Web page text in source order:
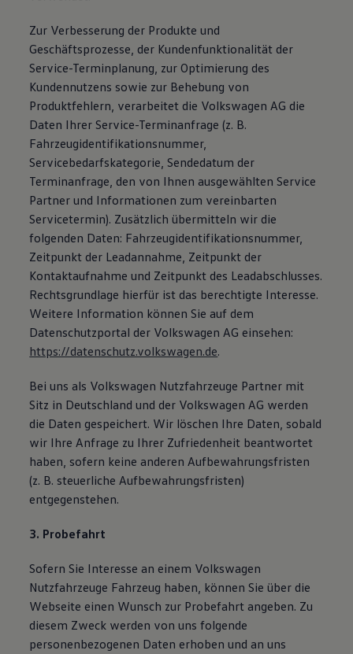
Zur Verbesserung der Produkte und
Geschäftsprozesse, der Kundenfunktionalität der
Service-Terminplanung, zur Optimierung des
Kundennutzens sowie zur Behebung von
Produktfehlern, verarbeitet die Volkswagen AG die
Daten Ihrer Service-Terminanfrage (z. B.
Fahrzeugidentifikationsnummer,
Servicebedarfskategorie, Sendedatum der
Terminanfrage, den von Ihnen ausgewählten Service
Partner und Informationen zum vereinbarten
Servicetermin). Zusätzlich übermitteln wir die
folgenden Daten: Fahrzeugidentifikationsnummer,
Zeitpunkt der Leadannahme, Zeitpunkt der
Kontaktaufnahme und Zeitpunkt des Leadabschlusses.
Rechtsgrundlage hierfür ist das berechtigte Interesse.
Weitere Information können Sie auf dem
Datenschutzportal der Volkswagen AG einsehen:
https://datenschutz.volkswagen.de.
Bei uns als Volkswagen Nutzfahrzeuge Partner mit
Sitz in Deutschland und der Volkswagen AG werden
die Daten gespeichert. Wir löschen Ihre Daten, sobald
wir Ihre Anfrage zu Ihrer Zufriedenheit beantwortet
haben, sofern keine anderen Aufbewahrungsfristen
(z. B. steuerliche Aufbewahrungsfristen)
entgegenstehen.
3. Probefahrt
Sofern Sie Interesse an einem Volkswagen
Nutzfahrzeuge Fahrzeug haben, können Sie über die
Webseite einen Wunsch zur Probefahrt angeben. Zu
diesem Zweck werden von uns folgende
personenbezogenen Daten erhoben und an uns